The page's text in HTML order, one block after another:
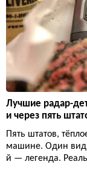
Лучшие радар-
и через пять
Пять штатов,
машине. Один
й — легенда.